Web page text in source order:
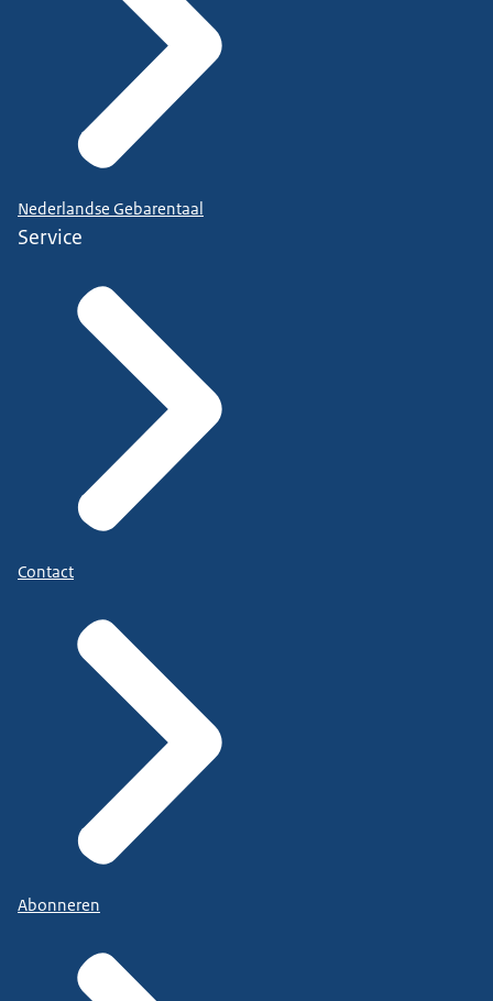
Nederlandse Gebarentaal
Service
Contact
Abonneren